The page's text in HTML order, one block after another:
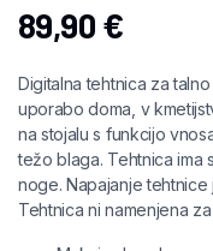
89,90 €
Digitalna tehtnica za
uporabo doma, v
na stojalu s funkcijo
težo blaga. Tehtnica ima
noge. Napajanje tehtnice
Tehtnica ni namenjena